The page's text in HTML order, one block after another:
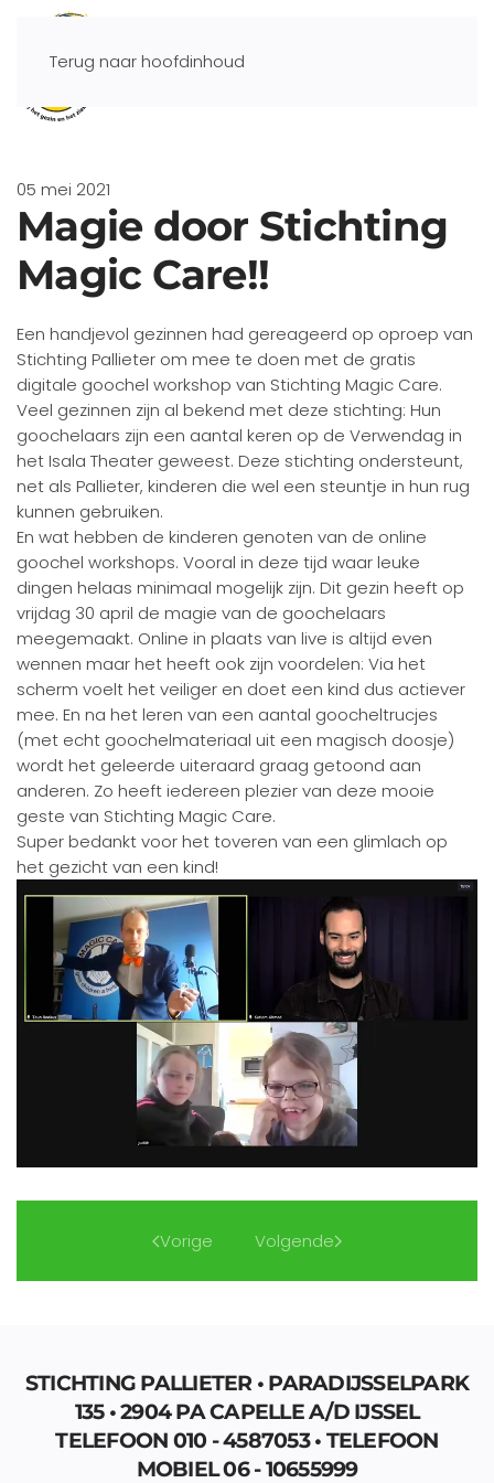
Terug naar hoofdinhoud
05 mei 2021
Magie door Stichting
Magic Care!!
Een handjevol gezinnen had gereageerd op oproep van
Stichting Pallieter om mee te doen met de gratis
digitale goochel workshop van Stichting Magic Care.
Veel gezinnen zijn al bekend met deze stichting: Hun
goochelaars zijn een aantal keren op de Verwendag in
het Isala Theater geweest. Deze stichting ondersteunt,
net als Pallieter, kinderen die wel een steuntje in hun rug
kunnen gebruiken.
En wat hebben de kinderen genoten van de online
goochel workshops. Vooral in deze tijd waar leuke
dingen helaas minimaal mogelijk zijn. Dit gezin heeft op
vrijdag 30 april de magie van de goochelaars
meegemaakt. Online in plaats van live is altijd even
wennen maar het heeft ook zijn voordelen: Via het
scherm voelt het veiliger en doet een kind dus actiever
mee. En na het leren van een aantal goocheltrucjes
(met echt goochelmateriaal uit een magisch doosje)
wordt het geleerde uiteraard graag getoond aan
anderen. Zo heeft iedereen plezier van deze mooie
geste van Stichting Magic Care.
Super bedankt voor het toveren van een glimlach op
het gezicht van een kind!
Vorige Volgende
STICHTING PALLIETER • PARADIJSSELPARK
135 • 2904 PA CAPELLE A/D IJSSEL
TELEFOON 010 - 4587053 • TELEFOON
MOBIEL 06 - 10655999